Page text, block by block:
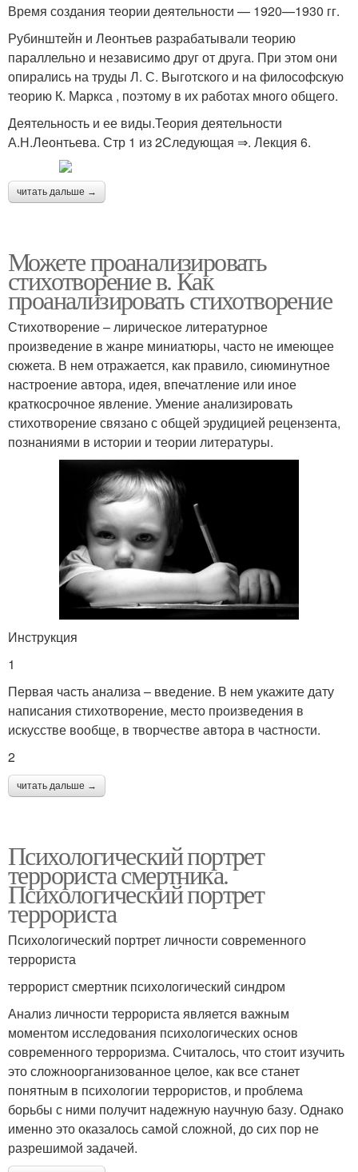
Время создания теории деятельности — 1920—1930 гг.
Рубинштейн и Леонтьев разрабатывали теорию
параллельно и независимо друг от друга. При этом они
опирались на труды Л. С. Выготского и на философскую
теорию К. Маркса , поэтому в их работах много общего.
Деятельность и ее виды.Теория деятельности
А.Н.Леонтьева. Стр 1 из 2Следующая ⇒. Лекция 6.
читать дальше →
Можете проанализировать
стихотворение в. Как
проанализировать стихотворение
Стихотворение – лирическое литературное
произведение в жанре миниатюры, часто не имеющее
сюжета. В нем отражается, как правило, сиюминутное
настроение автора, идея, впечатление или иное
краткосрочное явление. Умение анализировать
стихотворение связано с общей эрудицией рецензента,
познаниями в истории и теории литературы.
Инструкция
1
Первая часть анализа – введение. В нем укажите дату
написания стихотворение, место произведения в
искусстве вообще, в творчестве автора в частности.
2
читать дальше →
Психологический портрет
террориста смертника.
Психологический портрет
террориста
Психологический портрет личности современного
террориста
террорист смертник психологический синдром
Анализ личности террориста является важным
моментом исследования психологических основ
современного терроризма. Считалось, что стоит изучить
это сложноорганизованное целое, как все станет
понятным в психологии террористов, и проблема
борьбы с ними получит надежную научную базу. Однако
именно это оказалось самой сложной, до сих пор не
разрешимой задачей.